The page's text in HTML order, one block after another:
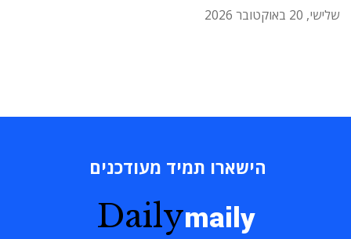
שלישי, 20 באוקטובר 2026
הישארו תמיד מעודכנים
Dailymaily